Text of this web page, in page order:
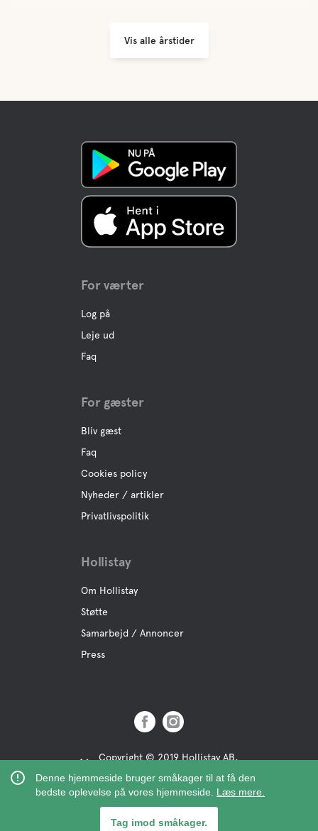
Denne hjemmeside bruger småkager til at få den
bedste oplevelse på vores hjemmeside. Læs mere.
Tag imod småkager.
Vis alle årstider
For værter
Log på
Leje ud
Faq
For gæster
Bliv gæst
Faq
Cookies policy
Nyheder / artikler
Privatlivspolitik
Hollistay
Om Hollistay
Støtte
Samarbejd / Annoncer
Press
Copyright © 2019 Hollistay AB,
Org.Nr: 559121-9463